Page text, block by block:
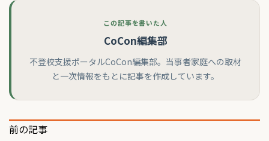
この記事を書いた人
CoCon編集部
不登校支援ポータルCoCon編集部。当事者家庭への取材
と一次情報をもとに記事を作成しています。
投
前の記事